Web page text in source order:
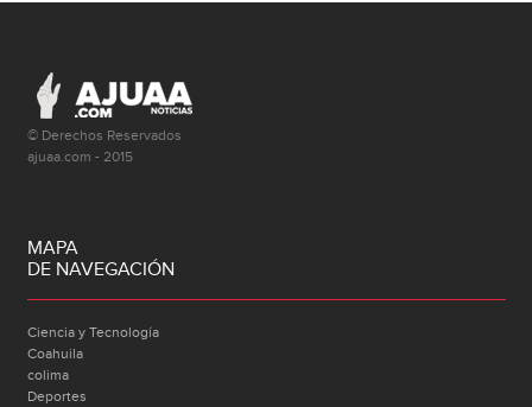
© Derechos Reservados
ajuaa.com - 2015
MAPA
DE NAVEGACIÓN
Ciencia y Tecnología
Coahuila
colima
Deportes